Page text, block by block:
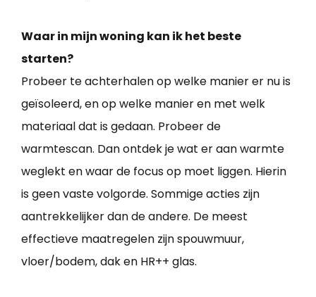
Waar in mijn woning kan ik het beste
starten?
Probeer te achterhalen op welke manier er nu is
geïsoleerd, en op welke manier en met welk
materiaal dat is gedaan. Probeer de
warmtescan. Dan ontdek je wat er aan warmte
weglekt en waar de focus op moet liggen. Hierin
is geen vaste volgorde. Sommige acties zijn
aantrekkelijker dan de andere. De meest
effectieve maatregelen zijn spouwmuur,
vloer/bodem, dak en HR++ glas.